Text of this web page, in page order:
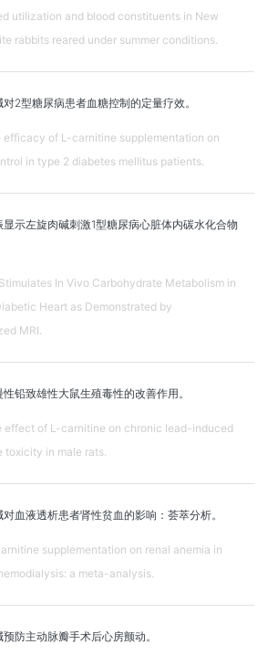
utilization and blood constituents in New
rabbits reared under summer conditions.
2型糖尿病患者血糖控制的定量疗效。
efficacy of L-carnitine supplementation on
in type 2 diabetes mellitus patients.
显示左旋肉碱刺激1型糖尿病心脏体内碳水化合物
In Vivo Carbohydrate Metabolism in
Heart as Demonstrated by
MRI.
铅致雄性大鼠生殖毒性的改善作用。
effect of L-carnitine on chronic lead-induced
toxicity in male rats.
血液透析患者肾性贫血的影响：荟萃分析。
supplementation on renal anemia in
a meta-analysis.
防主动脉瓣手术后心房颤动。